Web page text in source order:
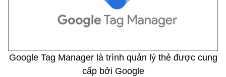
Google Tag Manager là trình quản lý thẻ được cung
cấp bởi Google